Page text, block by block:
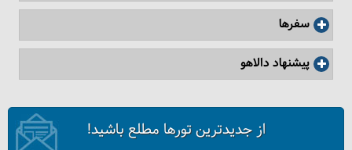
سفرها
پیشنهاد دالاهو
از جدیدترین تورها مطلع باشید!